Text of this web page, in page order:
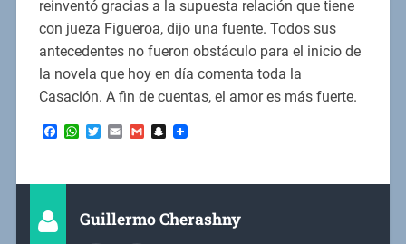
reinventó gracias a la supuesta relación que tiene
con jueza Figueroa, dijo una fuente. Todos sus
antecedentes no fueron obstáculo para el inicio de
la novela que hoy en día comenta toda la
Casación. A fin de cuentas, el amor es más fuerte.
Facebook
WhatsApp
Twitter
EmailGmailSnapchat
Guillermo Cherashny